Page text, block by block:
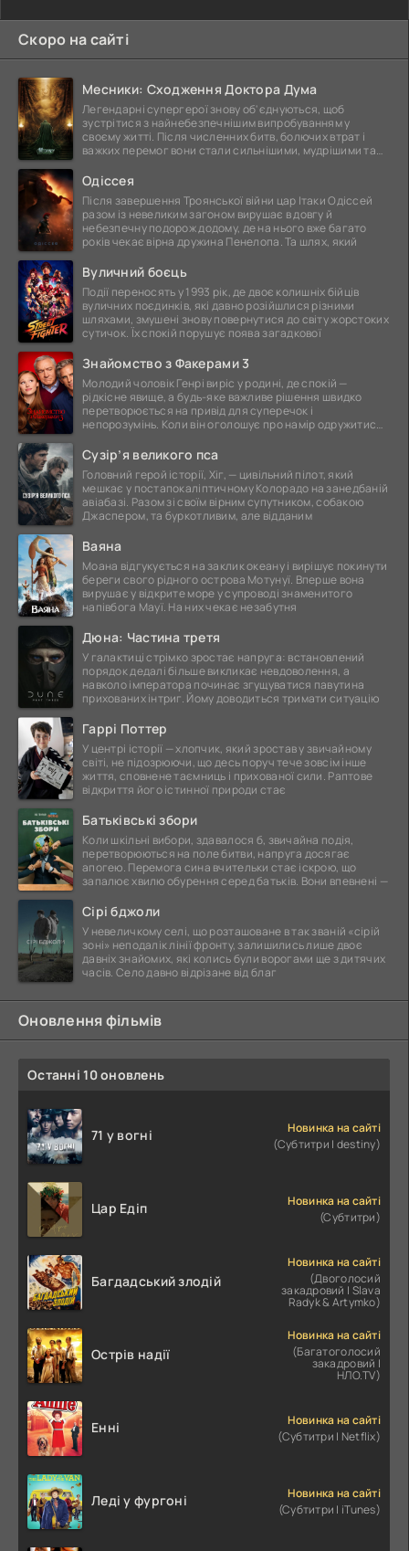
Скоро на сайті
Месники: Сходження Доктора Дума
Легендарні супергерої знову об'єднуються, щоб
зустрітися з найнебезпечнішим випробуванням у
своєму житті. Після численних битв, болючих втрат і
важких перемог вони стали сильнішими, мудрішими та
Одіссея
Після завершення Троянської війни цар Ітаки Одіссей
разом із невеликим загоном вирушає в довгу й
небезпечну подорож додому, де на нього вже багато
років чекає вірна дружина Пенелопа. Та шлях, який
Вуличний боєць
Події переносять у 1993 рік, де двоє колишніх бійців
вуличних поєдинків, які давно розійшлися різними
шляхами, змушені знову повернутися до світу жорстоких
сутичок. Їх спокій порушує поява загадкової
Знайомство з Факерами 3
Молодий чоловік Генрі виріс у родині, де спокій —
рідкісне явище, а будь-яке важливе рішення швидко
перетворюється на привід для суперечок і
непорозумінь. Коли він оголошує про намір одружитися,
Сузір’я великого пса
Головний герой історії, Хіг, — цивільний пілот, який
мешкає у постапокаліптичному Колорадо на занедбаній
авіабазі. Разом зі своїм вірним супутником, собакою
Джаспером, та буркотливим, але відданим
Ваяна
Моана відгукується на заклик океану і вирішує покинути
береги свого рідного острова Мотунуї. Вперше вона
вирушає у відкрите море у супроводі знаменитого
напівбога Мауї. На них чекає незабутня
Дюна: Частина третя
У галактиці стрімко зростає напруга: встановлений
порядок дедалі більше викликає невдоволення, а
навколо імператора починає згущуватися павутина
прихованих інтриг. Йому доводиться тримати ситуацію
Гаррі Поттер
У центрі історії — хлопчик, який зростав у звичайному
світі, не підозрюючи, що десь поруч тече зовсім інше
життя, сповнене таємниць і прихованої сили. Раптове
відкриття його істинної природи стає
Батьківські збори
Коли шкільні вибори, здавалося б, звичайна подія,
перетворюються на поле битви, напруга досягає
апогею. Перемога сина вчительки стає іскрою, що
запалює хвилю обурення серед батьків. Вони впевнені —
Сірі бджоли
У невеличкому селі, що розташоване в так званій «сірій
зоні» неподалік лінії фронту, залишились лише двоє
давніх знайомих, які колись були ворогами ще з дитячих
часів. Село давно відрізане від благ
Оновлення фільмів
Останні 10 оновлень
71 у вогні
Новинка на сайті
(Субтитри | destiny)
Цар Едіп
Новинка на сайті
(Субтитри)
Багдадський злодій
Новинка на сайті
(Двоголосий
закадровий | Slava
Radyk & Artymko)
Острів надії
Новинка на сайті
(Багатоголосий
закадровий |
НЛО.TV)
Енні
Новинка на сайті
(Субтитри | Netflix)
Леді у фургоні
Новинка на сайті
(Субтитри | iTunes)